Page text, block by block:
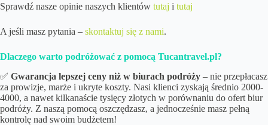
Sprawdź nasze opinie naszych klientów tutaj i tutaj
A jeśli masz pytania – skontaktuj się z nami.
Dlaczego warto podróżować z pomocą Tucantravel.pl?
✅ Gwarancja lepszej ceny niż w biurach podróży – nie przepłacasz
za prowizje, marże i ukryte koszty. Nasi klienci zyskają średnio 2000-
4000, a nawet kilkanaście tysięcy złotych w porównaniu do ofert biur
podróży. Z naszą pomocą oszczędzasz, a jednocześnie masz pełną
kontrolę nad swoim budżetem!